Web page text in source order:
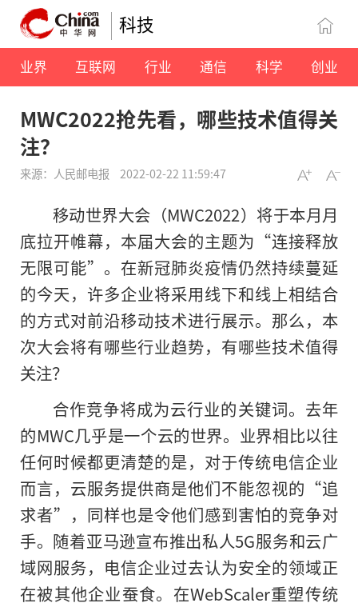
科技
业界 互联网 行业 通信 科学 创业
MWC2022抢先看，哪些技术值得关
注？
来源：人民邮电报 2022-02-22 11:59:47
移动世界大会（MWC2022）将于本月月
底拉开帷幕，本届大会的主题为“连接释放
无限可能”。在新冠肺炎疫情仍然持续蔓延
的今天，许多企业将采用线下和线上相结合
的方式对前沿移动技术进行展示。那么，本
次大会将有哪些行业趋势，有哪些技术值得
关注？
合作竞争将成为云行业的关键词。去年
的MWC几乎是一个云的世界。业界相比以往
任何时候都更清楚的是，对于传统电信企业
而言，云服务提供商是他们不能忽视的“追
求者”，同样也是令他们感到害怕的竞争对
手。随着亚马逊宣布推出私人5G服务和云广
域网服务，电信企业过去认为安全的领域正
在被其他企业蚕食。在WebScaler重塑传统